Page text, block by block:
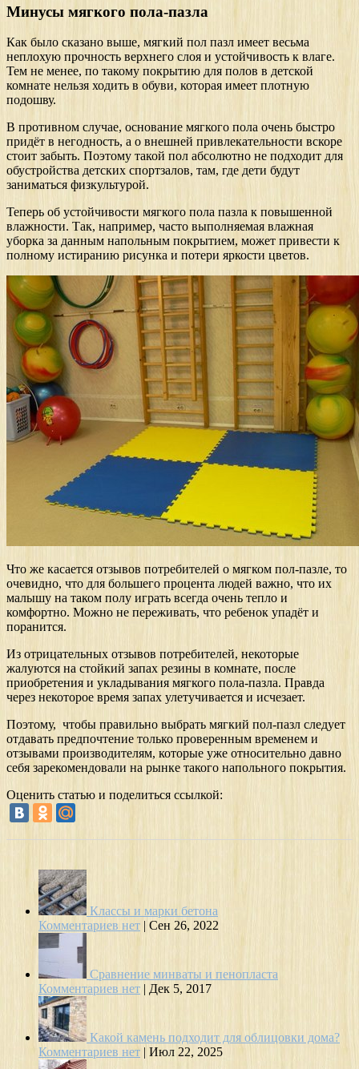
Минусы мягкого пола-пазла
Как было сказано выше, мягкий пол пазл имеет весьма
неплохую прочность верхнего слоя и устойчивость к влаге.
Тем не менее, по такому покрытию для полов в детской
комнате нельзя ходить в обуви, которая имеет плотную
подошву.
В противном случае, основание мягкого пола очень быстро
придёт в негодность, а о внешней привлекательности вскоре
стоит забыть. Поэтому такой пол абсолютно не подходит для
обустройства детских спортзалов, там, где дети будут
заниматься физкультурой.
Теперь об устойчивости мягкого пола пазла к повышенной
влажности. Так, например, часто выполняемая влажная
уборка за данным напольным покрытием, может привести к
полному истиранию рисунка и потери яркости цветов.
Что же касается отзывов потребителей о мягком пол-пазле, то
очевидно, что для большего процента людей важно, что их
малышу на таком полу играть всегда очень тепло и
комфортно. Можно не переживать, что ребенок упадёт и
поранится.
Из отрицательных отзывов потребителей, некоторые
жалуются на стойкий запах резины в комнате, после
приобретения и укладывания мягкого пола-пазла. Правда
через некоторое время запах улетучивается и исчезает.
Поэтому, чтобы правильно выбрать мягкий пол-пазл следует
отдавать предпочтение только проверенным временем и
отзывами производителям, которые уже относительно давно
себя зарекомендовали на рынке такого напольного покрытия.
Оценить статью и поделиться ссылкой:
Классы и марки бетона
Комментариев нет | Сен 26, 2022
Сравнение минваты и пенопласта
Комментариев нет | Дек 5, 2017
Какой камень подходит для облицовки дома?
Комментариев нет | Июл 22, 2025